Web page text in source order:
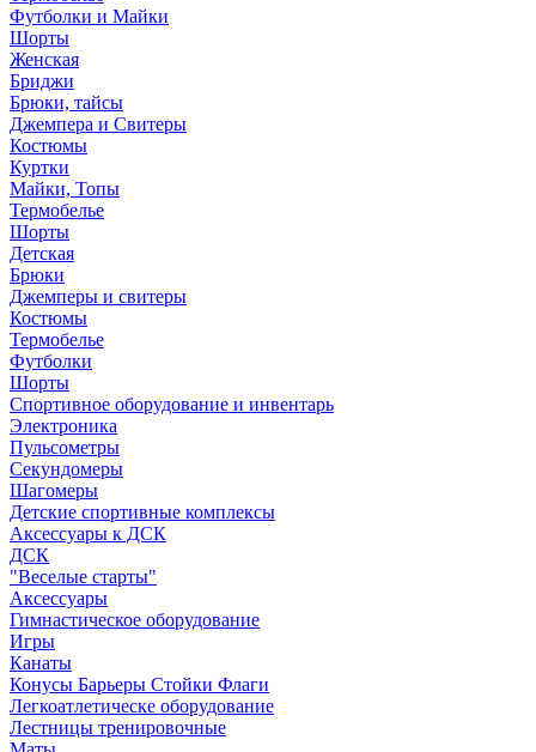
Футболки и Майки
Шорты
Женская
Бриджи
Брюки, тайсы
Джемпера и Свитеры
Костюмы
Куртки
Майки, Топы
Термобелье
Шорты
Детская
Брюки
Джемперы и свитеры
Костюмы
Термобелье
Футболки
Шорты
Спортивное оборудование и инвентарь
Электроника
Пульсометры
Секундомеры
Шагомеры
Детские спортивные комплексы
Аксессуары к ДСК
ДСК
"Веселые старты"
Аксессуары
Гимнастическое оборудование
Игры
Канаты
Конусы Барьеры Стойки Флаги
Легкоатлетическе оборудование
Лестницы тренировочные